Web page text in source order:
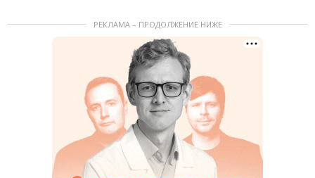
РЕКЛАМА – ПРОДОЛЖЕНИЕ НИЖЕ